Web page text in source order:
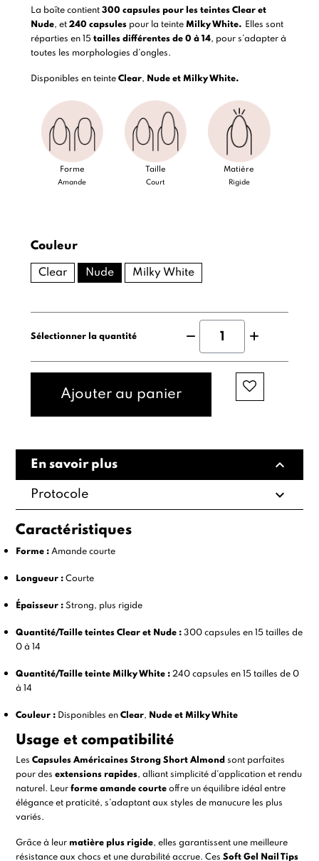
La boîte contient 300 capsules pour les teintes Clear et
Nude, et 240 capsulespour la teinte Milky White. Elles sont
réparties en 15tailles différentes de 0 à 14, pour s’adapter à
toutes les morphologies d’ongles.
Disponibles en teinte Clear, Nude et Milky White.
Forme
Amande
Taille
Court
Matière
Rigide
Couleur
Clear Nude Milky White
Sélectionner la quantité
Ajouter au panier
En savoir plus expand_less
Protocole expand_more
Caractéristiques
Forme : Amande courte
Longueur : Courte
Épaisseur : Strong, plus rigide
Quantité/Taille teintes Clear et Nude : 300 capsules en 15 tailles de
0 à 14
Quantité/Taille teinte Milky White : 240 capsules en 15 tailles de 0
à 14
Couleur : Disponibles enClear, Nude et Milky White
Usage et compatibilité
LesCapsules AméricainesStrong Short Almond sont parfaites
pour desextensions rapides, alliant simplicité d’application et rendu
naturel. Leurforme amande courte offre un équilibre idéal entre
élégance et praticité, s’adaptant aux styles de manucure les plus
variés.
Grâce à leur matière plus rigide, elles garantissent une meilleure
résistance aux chocs et une durabilité accrue. CesSoft Gel Nail Tips